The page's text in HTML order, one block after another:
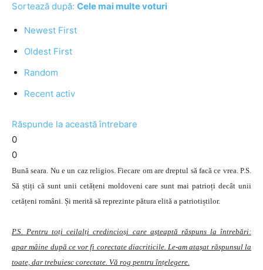
Sortează după: Cele mai multe voturi
Newest First
Oldest First
Random
Recent activ
Răspunde la această întrebare
0
0
Bună seara. Nu e un caz religios. Fiecare om are dreptul să facă ce vrea. P.S.
Să știți că sunt unii cetățeni moldoveni care sunt mai patrioți decât unii
cetățeni români. Și merită să reprezinte pătura elită a patriotiștilor.
P.S. Pentru toți ceilalți credincioși care așteaptă răspuns la întrebări:
apar mâine după ce vor fi corectate diacriticile. Le-am atașat răspunsul la
toate, dar trebuiesc corectate. Vă rog pentru înțelegere.